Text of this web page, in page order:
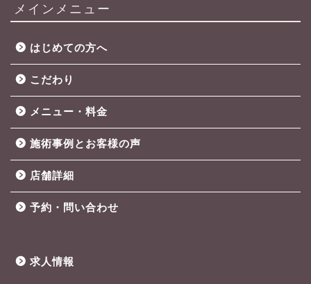
メインメニュー
はじめての方へ
こだわり
メニュー・料金
施術事例とお客様の声
店舗詳細
予約・問い合わせ
求人情報